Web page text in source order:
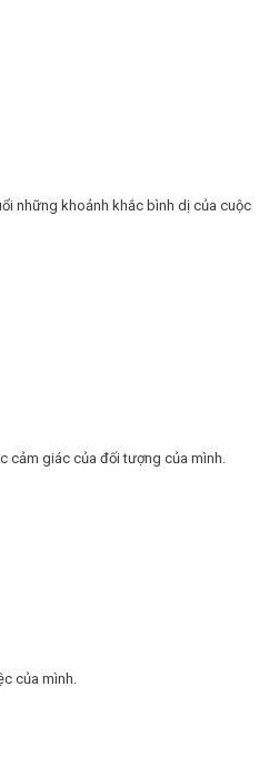
những khoảnh khắc bình dị của cuộc
cảm giác của đối tượng của mình.
của mình.